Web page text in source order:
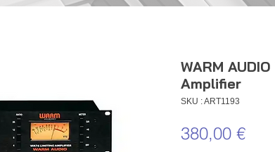
WARM
Amplifier
SKU : ART1193
380,00 €Prix